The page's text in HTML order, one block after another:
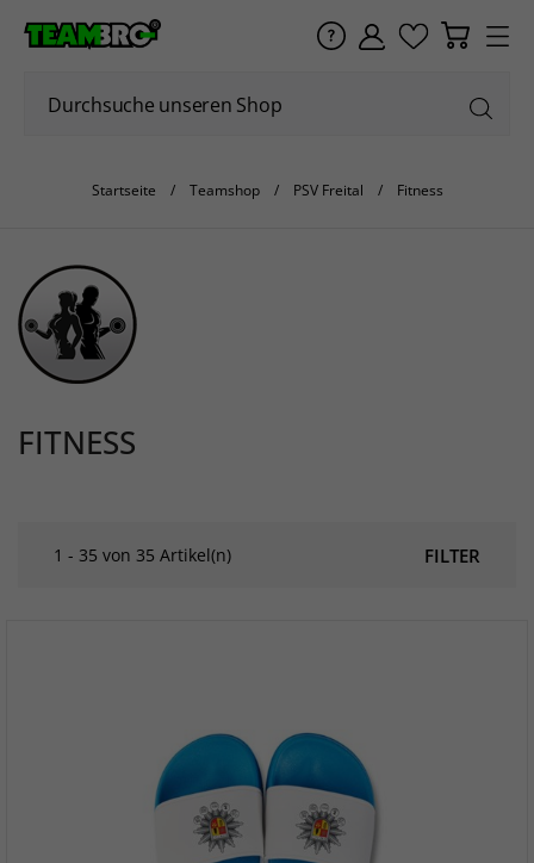
Startseite Teamshop PSV Freital Fitness
FITNESS
FILTER
1 - 35 von 35 Artikel(n)